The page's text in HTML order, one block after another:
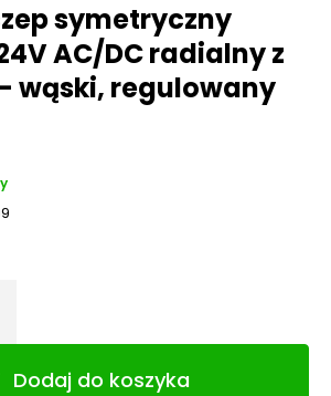
symetryczny
AC/DC radialny z
wąski, regulowany
Dodaj do koszyka